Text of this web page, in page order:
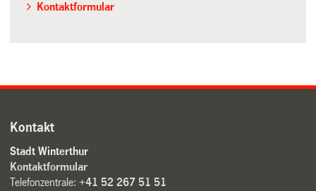
Kontaktformular
Kontakt
Stadt Winterthur
Kontaktformular
Telefonzentrale:+41 52 267 51 51